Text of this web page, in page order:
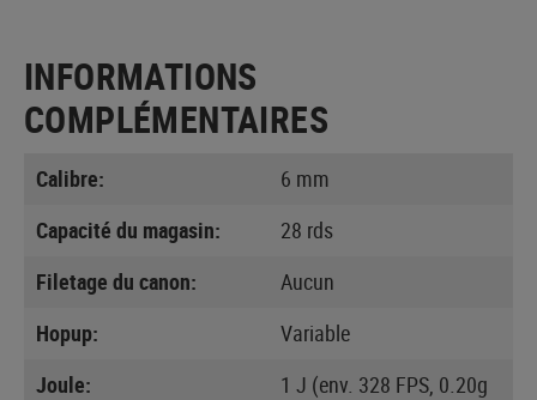
INFORMATIONS
COMPLÉMENTAIRES
Calibre:
6 mm
Capacité du magasin:
28 rds
Filetage du canon:
Aucun
Hopup:
Variable
Joule:
1 J (env. 328 FPS, 0.20g